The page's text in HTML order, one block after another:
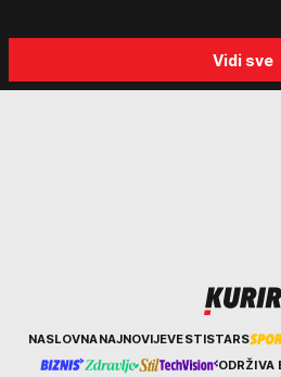
Vidi sve
KurirNASLOVNANAJNOVIJEVESTISTARS
ODRŽIVA